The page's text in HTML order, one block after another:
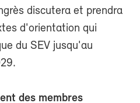
discutera et prendra
d'orientation qui
du SEV jusqu'au
des membres